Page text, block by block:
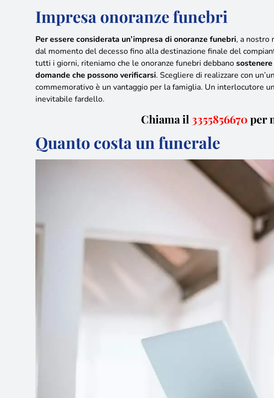
Impresa onoranze funebri
Per essere considerata un’impresa di onoranze funebri, a nostro
dal momento del decesso fino alla destinazione finale del
tutti i giorni, riteniamo che le onoranze funebri debbano
domande che possono verificarsi. Scegliere di realizzare con
commemorativo è un vantaggio per la famiglia. Un interlocutore
inevitabile fardello.
Chiama il 3355856670per
Quanto costa un funerale